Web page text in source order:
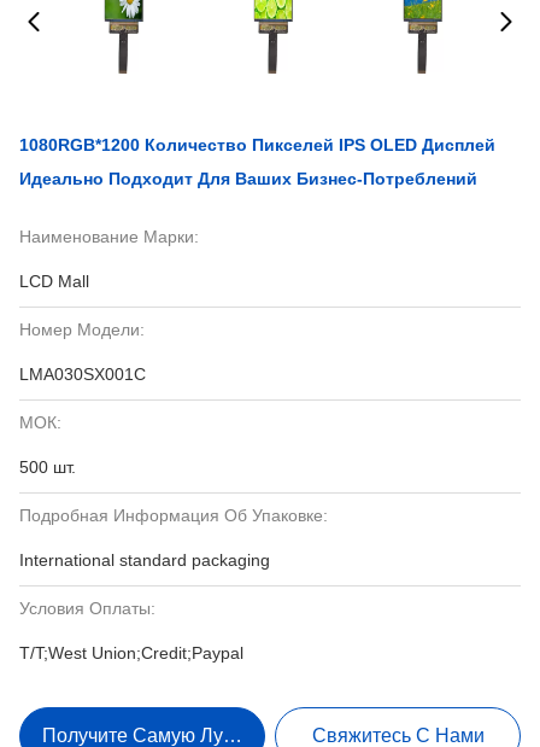
1080RGB*1200 Количество Пикселей IPS OLED Дисплей
Идеально Подходит Для Ваших Бизнес-Потреблений
Наименование Марки:
LCD Mall
Номер Модели:
LMA030SX001C
МОК:
500 шт.
Подробная Информация Об Упаковке:
International standard packaging
Условия Оплаты:
T/T;West Union;Credit;Paypal
Получите Самую Лучшую ЦенуСвяжитесь С Нами